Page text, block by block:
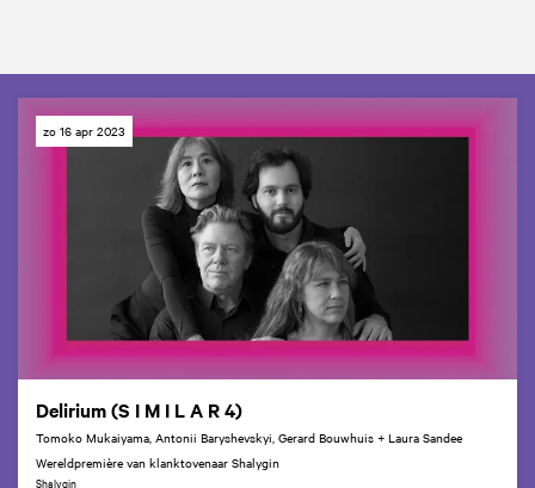
Delirium (S I M I L A R 4)
Tomoko Mukaiyama, Antonii Baryshevskyi, Gerard Bouwhuis + Laura Sandee
Wereldpremière van klanktovenaar Shalygin
Shalygin
zo 16 apr 2023